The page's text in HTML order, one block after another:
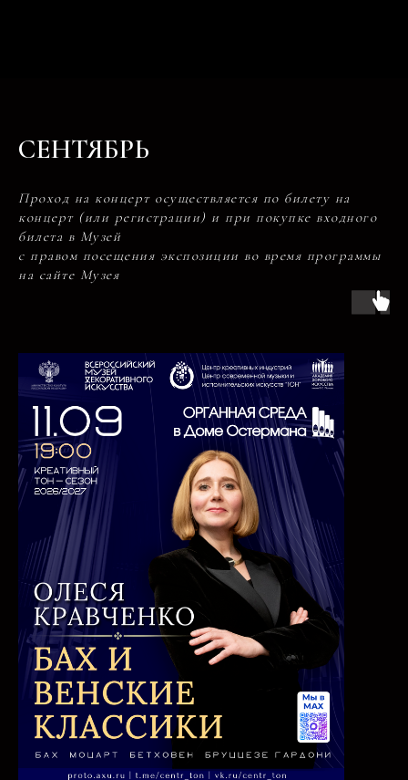
АВГУСТ
ЯНВАРЬ-ФЕВРАЛЬ
СЕНТЯБРЬ
Проход на концерт осуществляется по билету на
концерт (или регистрации) и при покупке входного
билета в Музей
с правом посещения экспозиции во время программы
на сайте Музея